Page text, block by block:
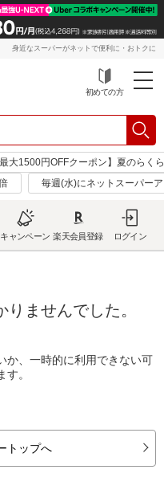
身近なスーパーがネットで便利に・おトクに
初めての方
最大1500円OFFクーポン】夏のらく
毎週(水)にネットスーパー
キャンペーン 楽天会員登録 ログイン
ませんでした。
か、一時的に利用できない可
す。
トップへ